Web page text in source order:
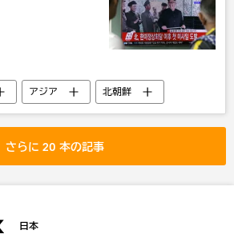
アジア
北朝鮮
さらに 20 本の記事
日本